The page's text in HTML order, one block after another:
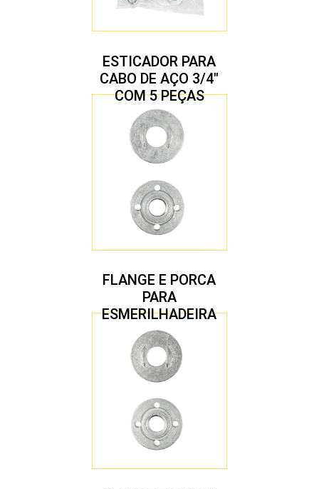
ESTICADOR PARA
CABO DE AÇO 3/4″
COM 5 PEÇAS
FLANGE E PORCA
PARA
ESMERILHADEIRA
4.1/2″ 22,23 MM